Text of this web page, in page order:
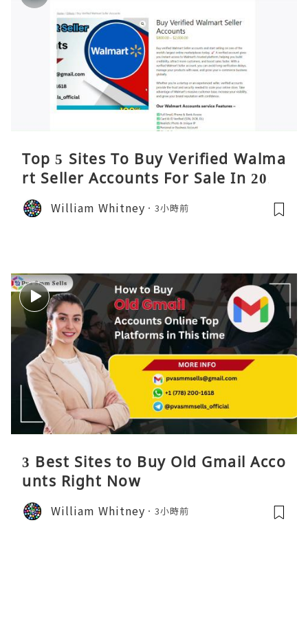
Top 5 Sites To Buy Verified Walma
rt Seller Accounts For Sale In 2026
William Whitney 3小時前
3 Best Sites to Buy Old Gmail Acco
unts Right Now
William Whitney 3小時前